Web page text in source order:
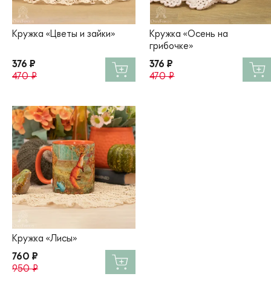
Кружка «Цветы и зайки»
376 ₽
470 ₽
Кружка «Осень на
грибочке»
376 ₽
470 ₽
Кружка «Лисы»
760 ₽
950 ₽